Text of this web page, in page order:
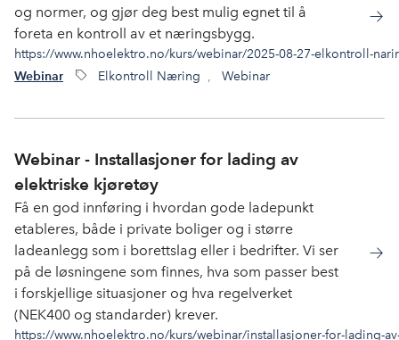
og normer, og gjør deg best mulig egnet til å
foreta en kontroll av et næringsbygg.
https://www.nhoelektro.no/kurs/webinar/2025-08-27-elkontroll-
Webinar Elkontroll Næring , Webinar
Webinar - Installasjoner for lading av
elektriske kjøretøy
Få en god innføring i hvordan gode ladepunkt
etableres, både i private boliger og i større
ladeanlegg som i borettslag eller i bedrifter. Vi ser
på de løsningene som finnes, hva som passer best
i forskjellige situasjoner og hva regelverket
(NEK400 og standarder) krever.
https://www.nhoelektro.no/kurs/webinar/installasjoner-for-lading-